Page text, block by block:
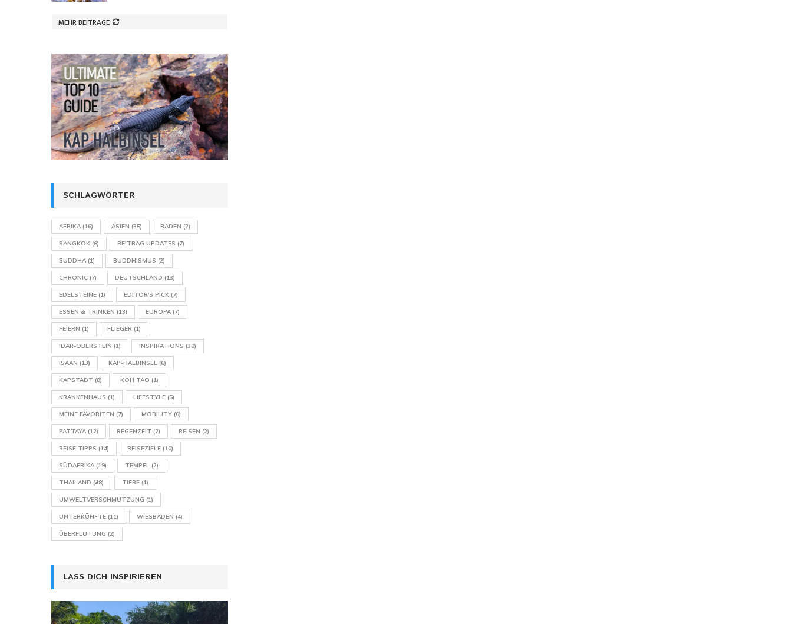
MEHR BEITRÄGE
SCHLAGWÖRTER
AFRIKA(16) ASIEN (35) BADEN (2)
BANGKOK (6) BEITRAG UPDATES (7)
BUDDHA(1) BUDDHISMUS (2)
CHRONIC (7) DEUTSCHLAND (13)
EDELSTEINE (1) EDITOR'S PICK (7)
ESSEN & TRINKEN (13) EUROPA(7)
FEIERN (1) FLIEGER (1)
IDAR-OBERSTEIN (1) INSPIRATIONS (30)
ISAAN (13) KAP-HALBINSEL (6)
KAPSTADT (8) KOH TAO (1)
KRANKENHAUS (1) LIFESTYLE (5)
MEINE FAVORITEN (7) MOBILITY (6)
PATTAYA(12) REGENZEIT (2) REISEN (2)
REISE TIPPS (14) REISEZIELE (10)
SÜDAFRIKA(19) TEMPEL (2)
THAILAND (48) TIERE (1)
UMWELTVERSCHMUTZUNG (1)
UNTERKÜNFTE (11) WIESBADEN (4)
ÜBERFLUTUNG (2)
LASS DICH INSPIRIEREN